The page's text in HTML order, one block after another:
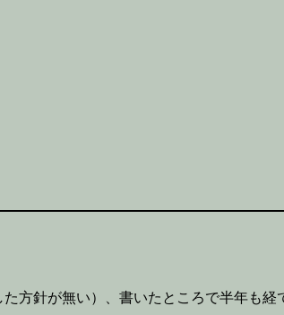
方針が無い）、書いたところで半年も経